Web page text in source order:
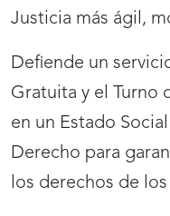
Justicia más ágil,
Defiende un
Gratuita y el Turno
en un Estado
Derecho para
los derechos de